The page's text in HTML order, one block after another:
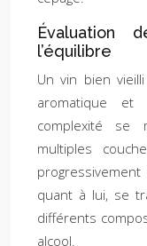
Évaluation
l’équilibre
Un vin bien
aromatique
complexité se
multiples
progressivement
quant à lui, se
différents
alcool.